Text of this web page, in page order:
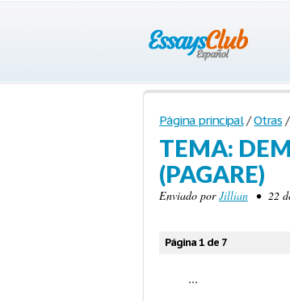
Página principal / Otras /
TEMA:
(PAGARE)
Enviado porJillian • 22
Página 1 de 7
...